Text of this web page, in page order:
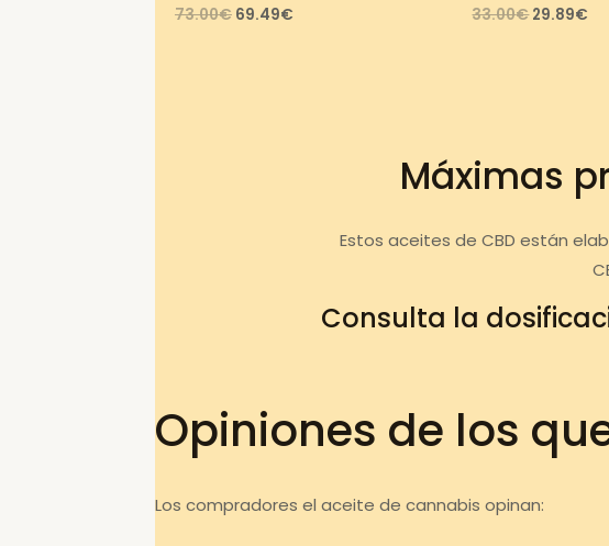
73.00€ Original
69.49€Current
33.00€Original
29.89€
Máximas
Estos aceites de CBD están
Consulta la
Opiniones de los
Los compradores el aceite de cannabis opinan: